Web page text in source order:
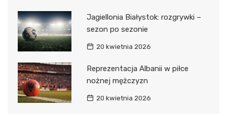
Jagiellonia Białystok: rozgrywki –
sezon po sezonie
20 kwietnia 2026
Reprezentacja Albanii w piłce
nożnej mężczyzn
20 kwietnia 2026